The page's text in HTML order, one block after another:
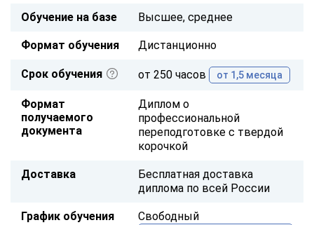
Обучение на базе Высшее, среднее
Формат обучения Дистанционно
Срок обучения от 250 часов от 1,5 месяца
Формат
получаемого
документа
Диплом о
профессиональной
переподготовке с твердой
корочкой
Доставка
Бесплатная доставка
диплома по всей России
График обучения Свободный